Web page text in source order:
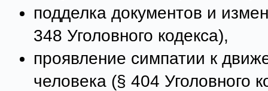
подделка документов и
348 Уголовного кодекса),
проявление симпатии к
человека (§ 404 Уголовного